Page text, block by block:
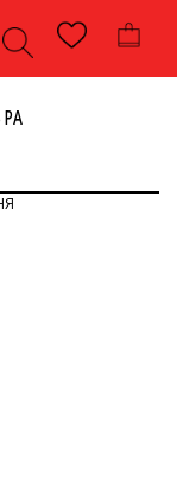
ДО ВИЩОЇ
ДО НИЖЧОЇ